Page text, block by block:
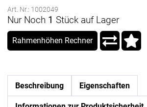
Art. Nr.: 1002049
Nur Noch 1 Stück auf Lager
Rahmenhöhen Rechner
Beschreibung Eigenschaften